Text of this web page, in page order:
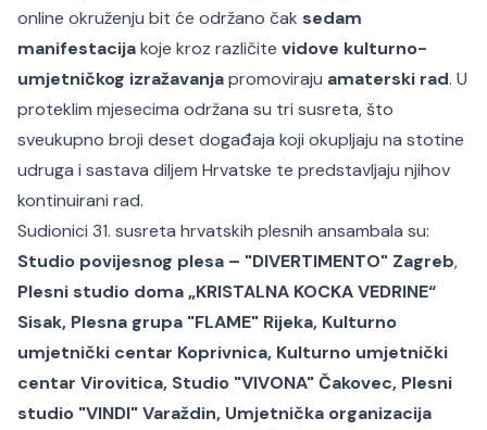
online okruženju bit će održano čak sedam
manifestacijakoje kroz različite vidove kulturno-
umjetničkog izražavanjapromoviraju amaterski rad. U
proteklim mjesecima održana su tri susreta, što
sveukupno broji deset događaja koji okupljaju na stotine
udruga i sastava diljem Hrvatske te predstavljaju njihov
kontinuirani rad.
Sudionici 31. susreta hrvatskih plesnih ansambala su:
Studio povijesnog plesa – "DIVERTIMENTO" Zagreb,
Plesni studio doma „KRISTALNA KOCKA VEDRINE“
Sisak, Plesna grupa "FLAME" Rijeka, Kulturno
umjetnički centar Koprivnica, Kulturno umjetnički
centar Virovitica, Studio "VIVONA" Čakovec, Plesni
studio "VINDI" Varaždin, Umjetnička organizacija